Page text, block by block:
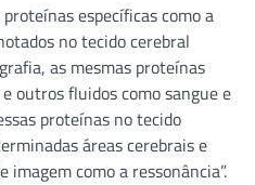
específicas como a
no tecido cerebral
as mesmas proteínas
outros fluidos como sangue e
proteínas no tecido
áreas cerebrais e
imagem como a ressonância”.